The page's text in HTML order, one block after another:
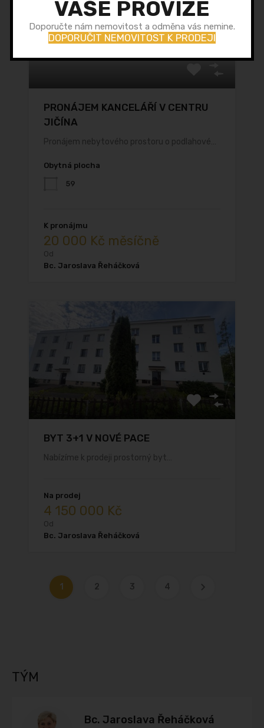
PRONÁJEM KANCELÁŘÍ V CENTRU
JIČÍNA
Pronájem nebytového prostoru o podlahové…
Obytná plocha
59
K pronájmu
20 000 Kč měsíčně
Od
Bc. Jaroslava Řeháčková
BYT 3+1 V NOVÉ PACE
Nabízíme k prodeji prostorný byt…
Na prodej
4 150 000 Kč
Od
Bc. Jaroslava Řeháčková
1 2 3 4
TÝM
Bc. Jaroslava Řeháčková
VAŠE PROVIZE
Doporučte nám nemovitost a odměna vás nemine.
DOPORUČIT NEMOVITOST K PRODEJI